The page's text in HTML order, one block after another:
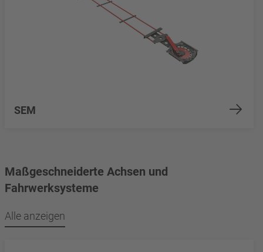
SEM
Maßgeschneiderte Achsen und
Fahrwerksysteme
Alle anzeigen